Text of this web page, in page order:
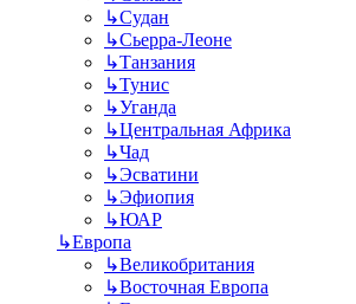
↳Судан
↳Сьерра-Леоне
↳Танзания
↳Тунис
↳Уганда
↳Центральная Африка
↳Чад
↳Эсватини
↳Эфиопия
↳ЮАР
↳Европа
↳Великобритания
↳Восточная Европа